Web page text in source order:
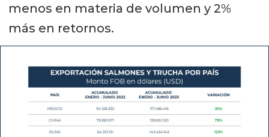
menos en materia de volumen y 2%
más en retornos.